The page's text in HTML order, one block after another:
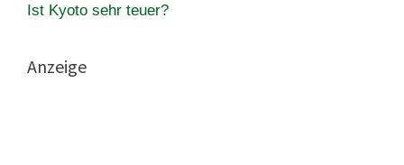
Ist Kyoto sehr teuer?
Anzeige